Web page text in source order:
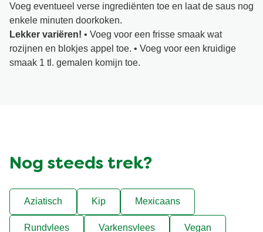
Voeg eventueel verse ingrediënten toe en laat de saus nog
enkele minuten doorkoken.
Lekker variëren! • Voeg voor een frisse smaak wat
rozijnen en blokjes appel toe. • Voeg voor een kruidige
smaak 1 tl. gemalen komijn toe.
Nog steeds trek?
Aziatisch Kip Mexicaans
Rundvlees Varkensvlees Vegan